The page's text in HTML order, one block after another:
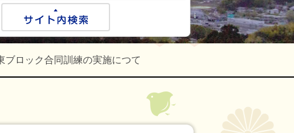
Google検索
ブロック合同訓練の実施につて